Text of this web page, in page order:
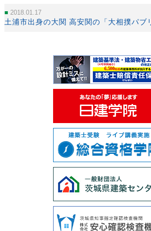
2018.01.17
土浦市出身の大関 高安関の「大相撲パブ